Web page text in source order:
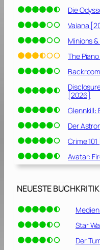
Die
Vaiana
Minions
The
[2026]
Glennkill:
Der
Crime
Avatar:
NEUESTE
Star
Der